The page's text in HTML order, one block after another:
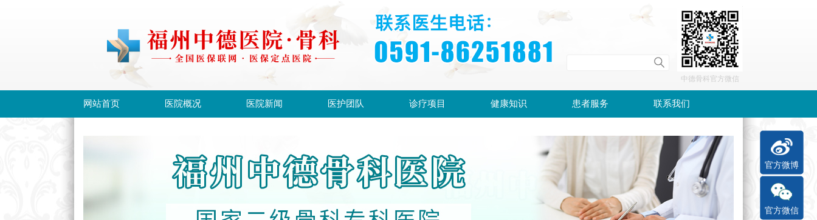
中德骨科官方微信
网站首页 医院概况 医院新闻 医护团队 诊疗项目 健康知识 患者服务 联系我们
官方微博
官方微信